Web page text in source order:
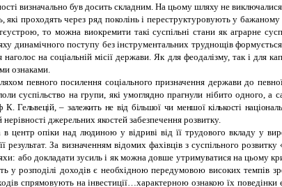
визначально був досить складним. На цьому шляху не
які проходять через ряд поколінь і переструктуровують у
то можна виокремити такі суспільні стани як аграрне
динамічного поступу без інструментальних труднощів
на соціальній місії держави. Як для феодалізму, так і для
ознаками.
певного посилення соціального призначення держави до
суспільство на групи, які умоглядно прагнули нібито одного, а
Гельвецій, – залежить не від більшої чи меншої кількості
джерельних якостей забезпечення розвитку.
центр опіки над людиною у відриві від її трудового вкладу у
результат. За визначенням відомих фахівців з суспільного
докладати зусиль і як можна довше утримуватися на цьому
розподілі доходів є необхідною передумовою високих темпів
спрямовують на інвестиції…характерною ознакою їх